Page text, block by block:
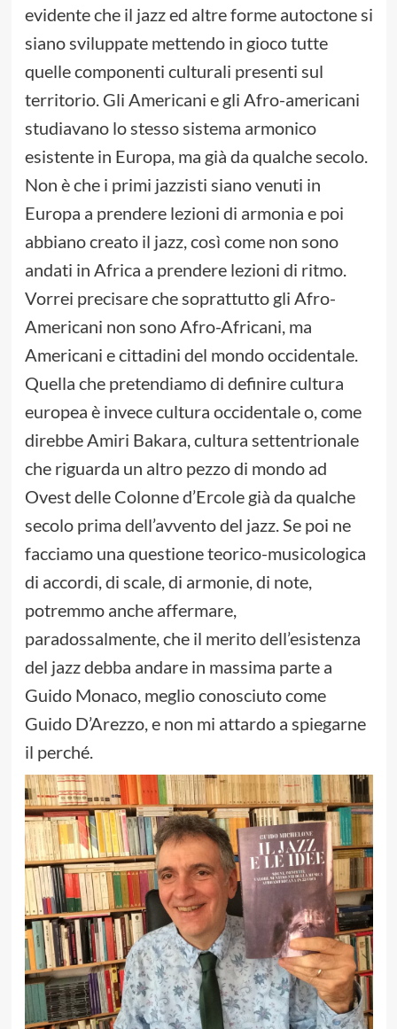
evidente che il jazz ed altre forme autoctone si
siano sviluppate mettendo in gioco tutte
quelle componenti culturali presenti sul
territorio. Gli Americani e gli Afro-americani
studiavano lo stesso sistema armonico
esistente in Europa, ma già da qualche secolo.
Non è che i primi jazzisti siano venuti in
Europa a prendere lezioni di armonia e poi
abbiano creato il jazz, così come non sono
andati in Africa a prendere lezioni di ritmo.
Vorrei precisare che soprattutto gli Afro-
Americani non sono Afro-Africani, ma
Americani e cittadini del mondo occidentale.
Quella che pretendiamo di definire cultura
europea è invece cultura occidentale o, come
direbbe Amiri Bakara, cultura settentrionale
che riguarda un altro pezzo di mondo ad
Ovest delle Colonne d’Ercole già da qualche
secolo prima dell’avvento del jazz. Se poi ne
facciamo una questione teorico-musicologica
di accordi, di scale, di armonie, di note,
potremmo anche affermare,
paradossalmente, che il merito dell’esistenza
del jazz debba andare in massima parte a
Guido Monaco, meglio conosciuto come
Guido D’Arezzo, e non mi attardo a spiegarne
il perché.